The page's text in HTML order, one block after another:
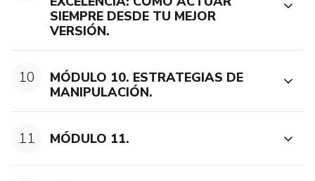
SIEMPRE DESDE TU MEJOR
VERSIÓN.
10
MÓDULO 10. ESTRATEGIAS DE
MANIPULACIÓN.
11 MÓDULO 11.